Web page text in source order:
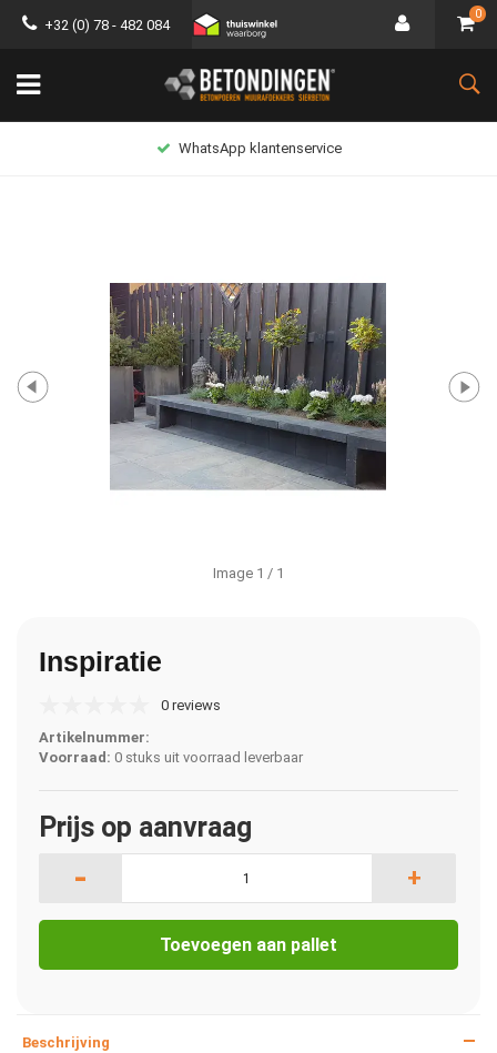
+32 (0) 78 - 482 084
0
WhatsApp klantenservice
Image 1 / 1
Inspiratie
0 reviews
Artikelnummer:
Voorraad: 0 stuks uit voorraad leverbaar
Prijs op aanvraag
- +
Toevoegen aan pallet
Beschrijving